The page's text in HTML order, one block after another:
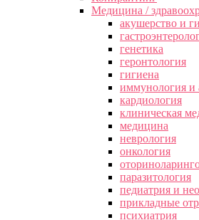
Медицина /
акушерство и
генетика
геронтология
гигиена
иммунология и
кардиология
клиническая
медицина
неврология
онкология
паразитология
педиатрия и
прикладные
психиатрия